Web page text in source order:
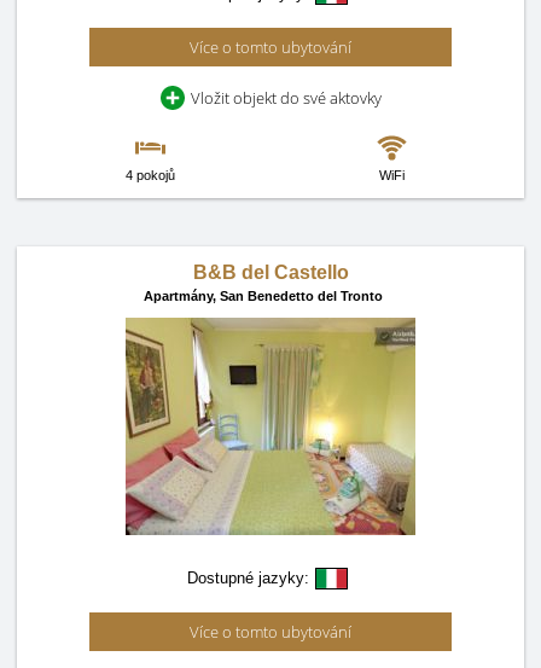
Více o tomto ubytování
Vložit objekt do své aktovky
4 pokojů WiFi
B&B del Castello
Apartmány, San Benedetto del Tronto
Dostupné jazyky:
Více o tomto ubytování